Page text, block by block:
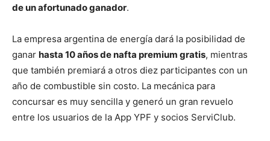
de un afortunado ganador.
La empresa argentina​ de energía dará la posibilidad de
ganar hasta 10 años de nafta premium gratis, mientras
que también premiará a otros diez participantes con un
año de combustible sin costo. La mecánica para
concursar es muy sencilla y generó un gran revuelo
entre los usuarios de la App YPF y socios ServiClub.